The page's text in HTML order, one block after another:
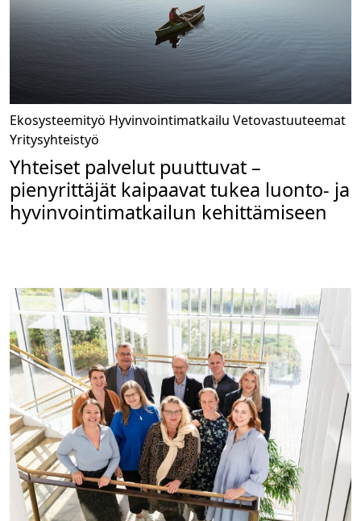
Ekosysteemityö Hyvinvointimatkailu Vetovastuuteemat
Yritysyhteistyö
Yhteiset palvelut puuttuvat –
pienyrittäjät kaipaavat tukea luonto- ja
hyvinvointimatkailun kehittämiseen